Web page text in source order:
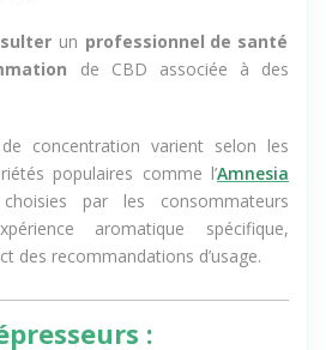
unprofessionnel de santé
concentration varient selon les
populaires comme l’Amnesia
par les consommateurs
aromatique spécifique,